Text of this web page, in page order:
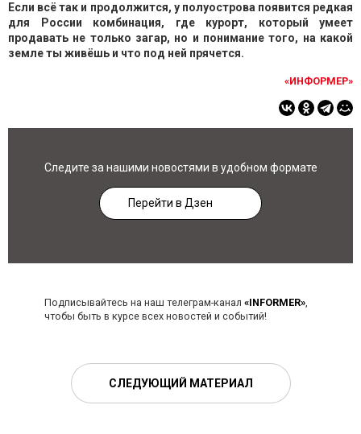
Если всё так и продолжится, у полуострова появится редкая
для России комбинация, где
курорт, который умеет
продавать не только загар, но и понимание того, на какой
земле ты живёшь и что под ней прячется.
«ИНФОРМЕР»
Следите за нашими новостями в удобном формате
Перейти в Дзен
Подписывайтесь на наш телеграм-канал «INFORMER»,
чтобы быть в курсе всех новостей и событий!
СЛЕДУЮЩИЙ МАТЕРИАЛ